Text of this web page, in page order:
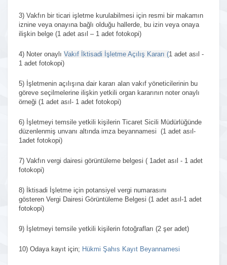
3) Vakfın bir ticari işletme kurulabilmesi için resmi bir makamın
iznine veya onayına bağlı olduğu hallerde, bu izin veya onaya
ilişkin belge (1 adet asıl – 1 adet fotokopi)
4) Noter onaylı Vakıf İktisadi İşletme Açılış Kararı (1 adet asıl -
1 adet fotokopi)
5) İşletmenin açılışına dair kararı alan vakıf yöneticilerinin bu
göreve seçilmelerine ilişkin yetkili organ kararının noter onaylı
örneği (1 adet asıl- 1 adet fotokopi)
6) İşletmeyi temsile yetkili kişilerin Ticaret Sicili Müdürlüğünde
düzenlenmiş unvanı altında imza beyannamesi (1 adet asıl-
1adet fotokopi)
7) Vakfın vergi dairesi görüntüleme belgesi ( 1adet asıl - 1 adet
fotokopi)
8) İktisadi İşletme için potansiyel vergi numarasını
gösteren Vergi Dairesi Görüntüleme Belgesi (1 adet asıl-1 adet
fotokopi)
9) İşletmeyi temsile yetkili kişilerin fotoğrafları (2 şer adet)
10) Odaya kayıt için; Hükmi Şahıs Kayıt Beyannamesi